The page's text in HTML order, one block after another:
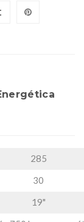
285
30
19"